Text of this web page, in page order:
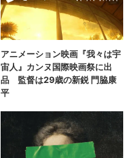
アニメーション映画『我々は宇
宙人』カンヌ国際映画祭に出
品 監督は29歳の新鋭 門脇康
平